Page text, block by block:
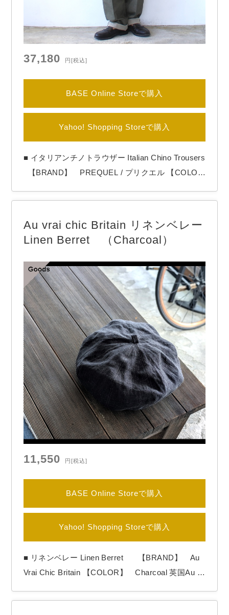
37,180 円 [税込]
BASE Online Storeで購入
Yahoo! Shopping Storeで購入
■ イタリアンチノトラウザー Italian Chino Trousers
【BRAND】 PREQUEL / プリクエル 【COLO
sers」 1950-60年代のイタリア軍ミリタリーチノ
イル生地でPREQUELらしく仕上げた１本。…
Au vrai chic Britain リネンベレー
Linen Berret （Charcoal）
11,550 円[税込]
BASE Online Storeで購入
Yahoo! Shopping Storeで購入
■ リネンベレー Linen Berret 【BRAND】 Au
Vrai Chic Britain 【COLOR】 Charcoal 英国Au vr
M社のリネン100%生地を使用。 しっかりしていま